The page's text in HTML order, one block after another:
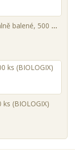
Pasteurovy pipety, 1 ml, sterilní, individuálně balené, 500 ks (BIOLOGIX)
(BIOLOGIX)